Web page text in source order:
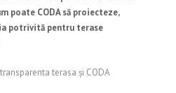
poate CODA să proiecteze,
potrivită pentru terase
terasa și CODA